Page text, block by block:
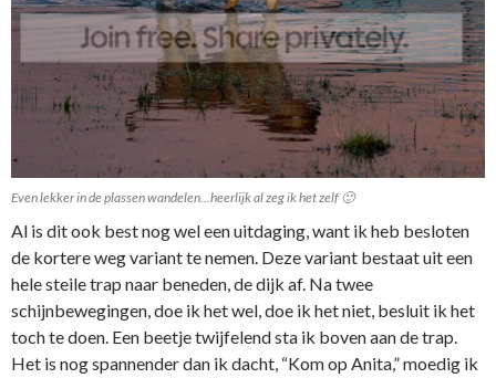
Even lekker in de plassen wandelen…heerlijk al zeg ik het zelf 🙂
Al is dit ook best nog wel een uitdaging, want ik heb besloten
de kortere weg variant te nemen. Deze variant bestaat uit een
hele steile trap naar beneden, de dijk af. Na twee
schijnbewegingen, doe ik het wel, doe ik het niet, besluit ik het
toch te doen. Een beetje twijfelend sta ik boven aan de trap.
Het is nog spannender dan ik dacht, “Kom op Anita,” moedig ik